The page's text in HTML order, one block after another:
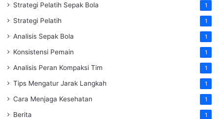
Strategi Pelatih Sepak Bola 1
Strategi Pelatih 1
Analisis Sepak Bola 1
Konsistensi Pemain 1
Analisis Peran Kompaksi Tim 1
Tips Mengatur Jarak Langkah 1
Cara Menjaga Kesehatan 1
Berita 1